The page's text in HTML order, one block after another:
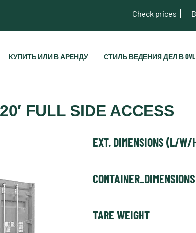
Check prices
КУПИТЬ ИЛИ В АРЕНДУ СТИЛЬ ВЕДЕНИЯ ДЕЛ В OVL
20′ FULL SIDE ACCESS
EXT. DIMENSIONS (L/W/
CONTAINER_DIMENSIONS
TARE WEIGHT